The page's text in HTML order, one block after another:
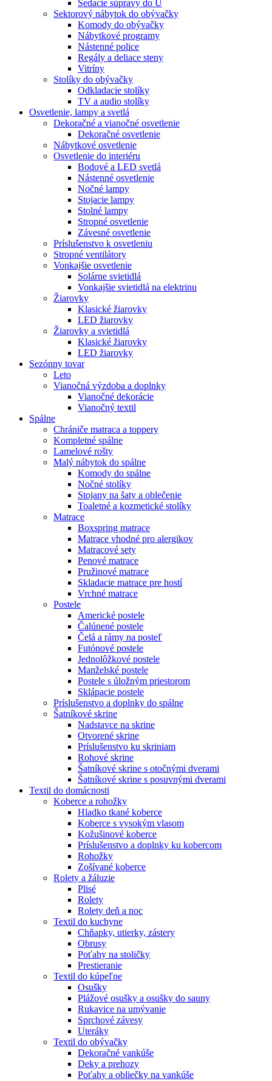
Sedacie súpravy do U
Sektorový nábytok do obývačky
Komody do obývačky
Nábytkové programy
Nástenné police
Regály a deliace steny
Vitríny
Stolíky do obývačky
Odkladacie stolíky
TV a audio stolíky
Osvetlenie, lampy a svetlá
Dekoračné a vianočné osvetlenie
Dekoračné osvetlenie
Nábytkové osvetlenie
Osvetlenie do interiéru
Bodové a LED svetlá
Nástenné osvetlenie
Nočné lampy
Stojacie lampy
Stolné lampy
Stropné osvetlenie
Závesné osvetlenie
Príslušenstvo k osvetleniu
Stropné ventilátory
Vonkajšie osvetlenie
Solárne svietidlá
Vonkajšie svietidlá na elektrinu
Žiarovky
Klasické žiarovky
LED žiarovky
Žiarovky a svietidlá
Klasické žiarovky
LED žiarovky
Sezónny tovar
Leto
Vianočná výzdoba a doplnky
Vianočné dekorácie
Vianočný textil
Spálne
Chrániče matraca a toppery
Kompletné spálne
Lamelové rošty
Malý nábytok do spálne
Komody do spálne
Nočné stolíky
Stojany na šaty a oblečenie
Toaletné a kozmetické stolíky
Matrace
Boxspring matrace
Matrace vhodné pro alergikov
Matracové sety
Penové matrace
Pružinové matrace
Skladacie matrace pre hostí
Vrchné matrace
Postele
Americké postele
Čalúnené postele
Čelá a rámy na posteľ
Futónové postele
Jednolôžkové postele
Manželské postele
Postele s úložným priestorom
Sklápacie postele
Príslušenstvo a doplnky do spálne
Šatníkové skrine
Nadstavce na skrine
Otvorené skrine
Príslušenstvo ku skriniam
Rohové skrine
Šatníkové skrine s otočnými dverami
Šatníkové skrine s posuvnými dverami
Textil do domácnosti
Koberce a rohožky
Hladko tkané koberce
Koberce s vysokým vlasom
Kožušinové koberce
Príslušenstvo a doplnky ku kobercom
Rohožky
Zošívané koberce
Rolety a žáluzie
Plisé
Rolety
Rolety deň a noc
Textil do kuchyne
Chňapky, utierky, zástery
Obrusy
Poťahy na stoličky
Prestieranie
Textil do kúpeľne
Osušky
Plážové osušky a osušky do sauny
Rukavice na umývanie
Sprchové závesy
Uteráky
Textil do obývačky
Dekoračné vankúše
Deky a prehozy
Poťahy a obliečky na vankúše